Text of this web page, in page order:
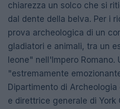
chiarezza un solco che si
dal dente della belva. Per i
prova archeologica di un
gladiatori e animali, tra un
leone" nell'Impero
"estremamente
Dipartimento di
e direttrice generale di York